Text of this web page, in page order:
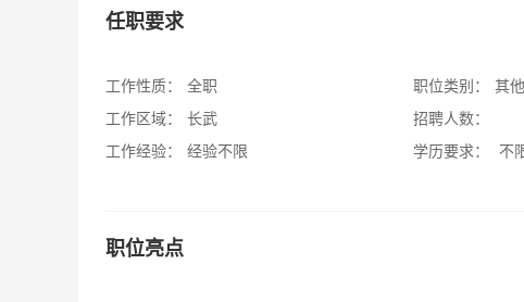
任职要求
工作性质：
全职
工作区域：
长武
工作经验：
经验不限
职位类别：
其
招聘人数：
学历要求：
不
职位亮点